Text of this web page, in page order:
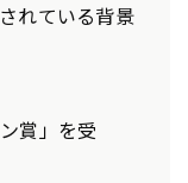
れている背景
賞」を受